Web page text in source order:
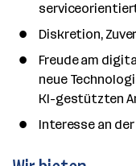
Diskretion,
Freude am
neue
KI-gestützten
Interesse an